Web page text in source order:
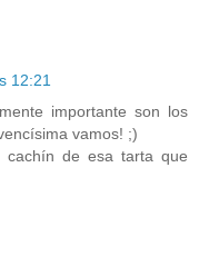
12:21
importante son los
vamos! ;)
de esa tarta que